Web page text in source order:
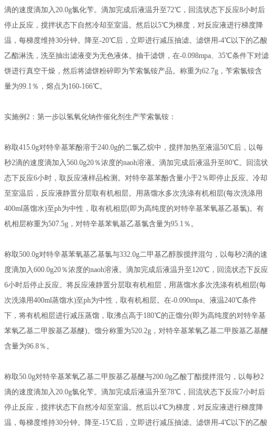
滴的速度滴加入20.0g氯化苄。滴加完成后液温升至72℃，回流状态下反应8小时后
停止反应，搅拌状态下自然冷却至室温。然后以5℃为梯度，对反应液进行梯度降
温，每梯度维持30分钟。降至-20℃后，立即进行减压抽滤。滤饼用-4℃以下的乙酸
乙酯淋洗，洗至抽出滤液变为无色液体。抽干滤饼，在-0.098mpa、35℃条件下对滤
饼进行真空干燥，然后将滤饼粉碎即为苄索氯铵产品。称重为62.7g，苄索氯铵含
量为99.1％，熔点为160-166℃。
实施例2：第一步以氢氧化钠作催化剂生产苄索氯铵：
称取415.0g对特辛基苯酚溶于240.0g的二氯乙烷中，搅拌加热至液温50℃后，以每
秒2滴的速度滴加入560.0g20％浓度的naoh溶液。滴加完成后液温升至80℃。回流状
态下反应6小时，取反应液样品检测。对特辛基苯酚含量小于2％即停止反应。冷却
至室温后，反应液静置分层取有机相层。用蒸馏水多次洗涤有机相层(每次洗涤用
400ml蒸馏水)至ph为中性，取有机相层(即为高纯度的对特辛基苯氧基乙基氯)。有
机相层称重为507.5g，对特辛基苯氧基乙基氯含量为95.1％。
称取500.0g对特辛基苯氧基乙基氯与332.0g二甲基乙醇胺搅拌混匀，以每秒2滴的速
度滴加入600.0g20％浓度的naoh溶液。滴加完成后液温升至120℃，回流状态下反应
6小时后停止反应。将反应液静置分层取有机相层，用蒸馏水多次洗涤有机相层(每
次洗涤用400ml蒸馏水)至ph为中性，取有机相层。在-0.090mpa、液温240℃条件
下，将有机相层进行减压蒸馏，取沸点高于180℃的正馏分(即为高纯度的对特辛基
苯氧乙基二甲胺基乙基醚)。馏分称重为520.2g，对特辛基苯氧乙基二甲胺基乙基醚
含量为96.8％。
称取50.0g对特辛基苯氧乙基二甲胺基乙基醚与200.0g乙酸丁酯搅拌混匀，以每秒2
滴的速度滴加入20.0g氯化苄。滴加完成后液温升至78℃，回流状态下反应7小时后
停止反应，搅拌状态下自然冷却至室温。然后以4℃为梯度，对反应液进行梯度降
温，每梯度维持30分钟。降至-15℃后，立即进行减压抽滤。滤饼用-4℃以下的乙酸